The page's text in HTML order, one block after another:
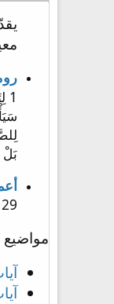
بَلْ أَيْضاً
29 فَأَجَابَ بُطْرُسُ وَالرُّسُلُ: «يَنْبَغِي أَنْ يُطَاعَ اللهُ أَكْثَرَ مِنَ النَّاسِ.